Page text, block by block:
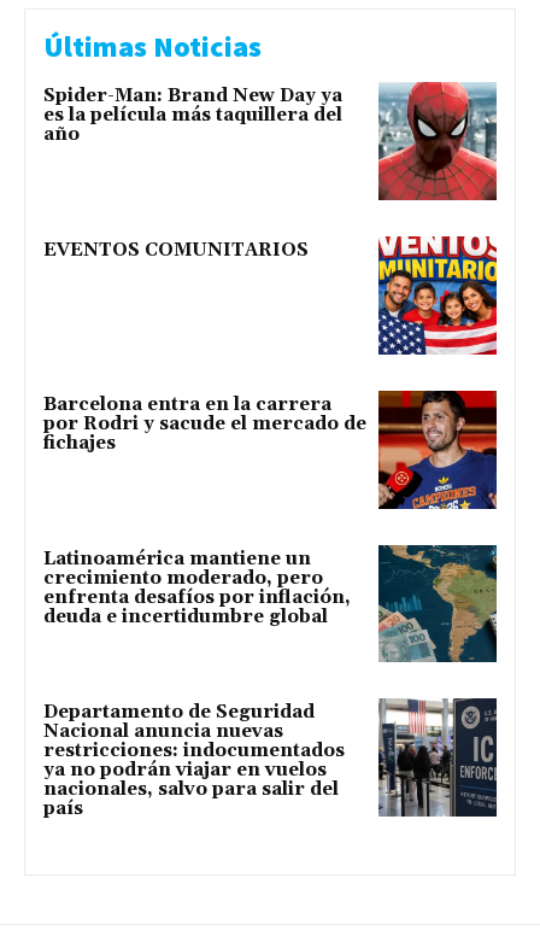
Últimas Noticias
Spider-Man: Brand New Day ya
es la película más taquillera del
año
EVENTOS COMUNITARIOS
Barcelona entra en la carrera
por Rodri y sacude el mercado de
fichajes
Latinoamérica mantiene un
crecimiento moderado, pero
enfrenta desafíos por inflación,
deuda e incertidumbre global
Departamento de Seguridad
Nacional anuncia nuevas
restricciones: indocumentados
ya no podrán viajar en vuelos
nacionales, salvo para salir del
país